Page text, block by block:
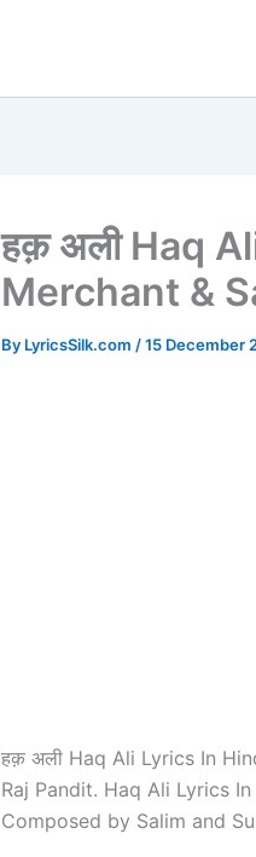
हक़ अली Haq
Merchant &
By LyricsSilk.com /15 December
हक़ अली Haq Ali Lyrics In
Raj Pandit. Haq Ali Lyrics
Composed by Salim and